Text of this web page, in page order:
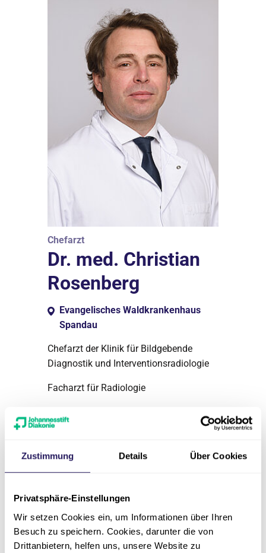
Zustimmung Details Über Cookies
Privatsphäre-Einstellungen
Wir setzen Cookies ein, um Informationen über Ihren
Besuch zu speichern. Cookies, darunter die von
Drittanbietern, helfen uns, unsere Website zu
Chefarzt
Dr. med. Christian
Rosenberg
Evangelisches Waldkrankenhaus
Spandau
Chefarzt der Klinik für Bildgebende
Diagnostik und Interventionsradiologie
Facharzt für Radiologie
Weitere
Stellenangebote